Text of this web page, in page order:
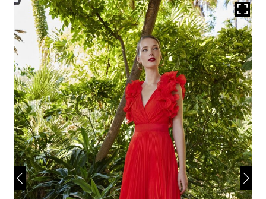
VESTIDOS DE NOVIA
OTROS
MENÚ
HIJO
ACCESORIOS